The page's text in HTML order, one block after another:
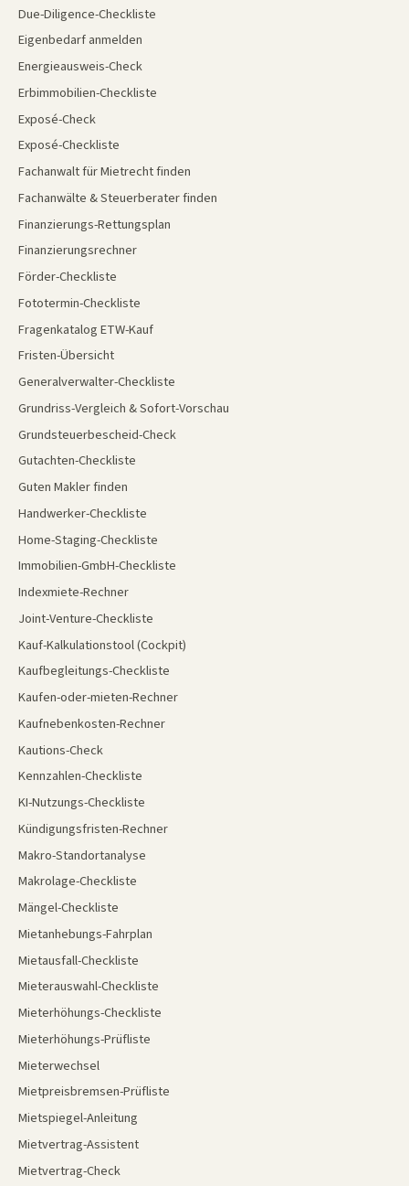
Due-Diligence-Checkliste
Eigenbedarf anmelden
Energieausweis-Check
Erbimmobilien-Checkliste
Exposé-Check
Exposé-Checkliste
Fachanwalt für Mietrecht finden
Fachanwälte & Steuerberater finden
Finanzierungs-Rettungsplan
Finanzierungsrechner
Förder-Checkliste
Fototermin-Checkliste
Fragenkatalog ETW-Kauf
Fristen-Übersicht
Generalverwalter-Checkliste
Grundriss-Vergleich & Sofort-Vorschau
Grundsteuerbescheid-Check
Gutachten-Checkliste
Guten Makler finden
Handwerker-Checkliste
Home-Staging-Checkliste
Immobilien-GmbH-Checkliste
Indexmiete-Rechner
Joint-Venture-Checkliste
Kauf-Kalkulationstool (Cockpit)
Kaufbegleitungs-Checkliste
Kaufen-oder-mieten-Rechner
Kaufnebenkosten-Rechner
Kautions-Check
Kennzahlen-Checkliste
KI-Nutzungs-Checkliste
Kündigungsfristen-Rechner
Makro-Standortanalyse
Makrolage-Checkliste
Mängel-Checkliste
Mietanhebungs-Fahrplan
Mietausfall-Checkliste
Mieterauswahl-Checkliste
Mieterhöhungs-Checkliste
Mieterhöhungs-Prüfliste
Mieterwechsel
Mietpreisbremsen-Prüfliste
Mietspiegel-Anleitung
Mietvertrag-Assistent
Mietvertrag-Check